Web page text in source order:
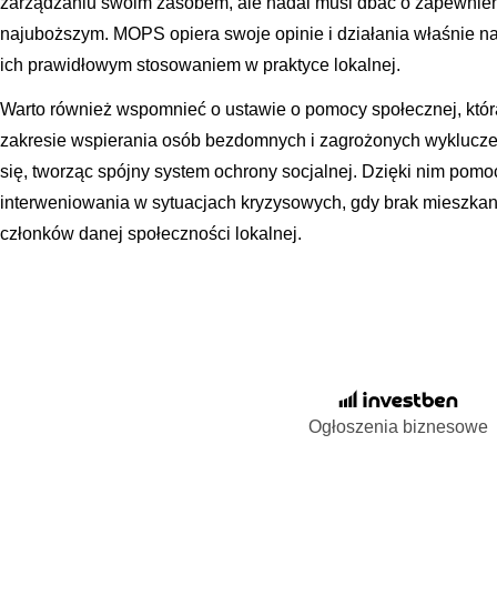
najuboższym. MOPS opiera swoje opinie i działania właśnie
ich prawidłowym stosowaniem w praktyce lokalnej.
Warto również wspomnieć o ustawie o pomocy społecznej,
zakresie wspierania osób bezdomnych i zagrożonych
się, tworząc spójny system ochrony socjalnej. Dzięki nim
interweniowania w sytuacjach kryzysowych, gdy brak
członków danej społeczności lokalnej.
Ogłoszenia biznesowe